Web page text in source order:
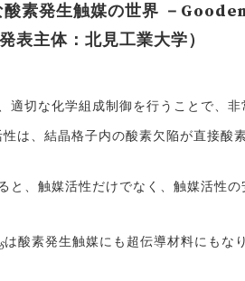
酸素発生触媒の世界 －
表主体：北見工業大学）
適切な化学組成制御を行うことで、
は、結晶格子内の酸素欠陥が直接酸
と、触媒活性だけでなく、触媒活性
は酸素発生触媒にも超伝導材料にもな